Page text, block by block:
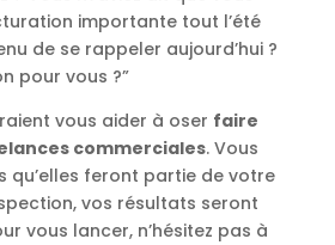
importante tout l’été
de se rappeler aujourd’hui ?
pour vous ?”
vous aider à oser faire
commerciales. Vous
qu’elles feront partie de votre
vos résultats seront
vous lancer, n’hésitez pas à